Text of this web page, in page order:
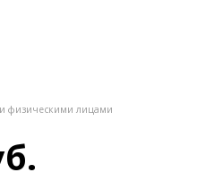
и физическими лицами